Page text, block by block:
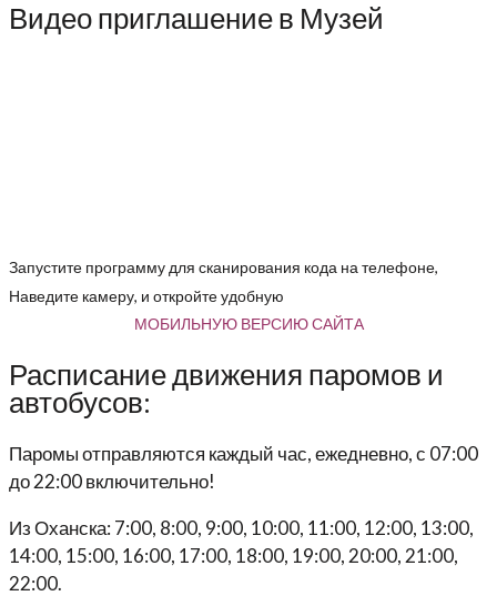
Видео приглашение в Музей
Запустите программу для сканирования кода на телефоне,
Наведите камеру, и откройте удобную
МОБИЛЬНУЮ ВЕРСИЮ САЙТА
Расписание движения паромов и
автобусов:
Паромы отправляются каждый час, ежедневно, с 07:00
до 22:00 включительно!
Из Оханска: 7:00, 8:00, 9:00, 10:00, 11:00, 12:00, 13:00,
14:00, 15:00, 16:00, 17:00, 18:00, 19:00, 20:00, 21:00,
22:00.